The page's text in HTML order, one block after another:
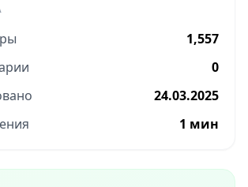
1,557
0
24.03.2025
1 мин